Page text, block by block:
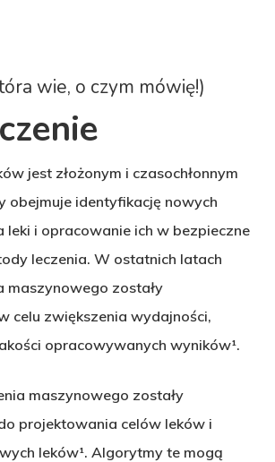
wie, o czym mówię!)
jest złożonym i czasochłonnym
obejmuje identyfikację nowych
leki i opracowanie ich w bezpieczne
leczenia. W ostatnich latach
maszynowego zostały
celu zwiększenia wydajności,
opracowywanych wyników¹.
maszynowego zostały
projektowania celów leków i
leków¹. Algorytmy te mogą